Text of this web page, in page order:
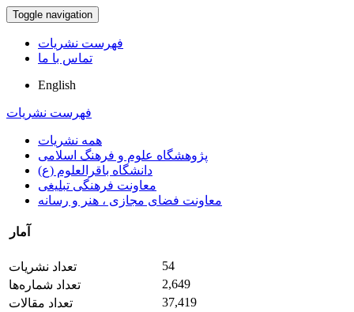
Toggle navigation
فهرست نشریات
تماس با ما
English
فهرست نشریات
همه نشریات
پژوهشگاه علوم و فرهنگ اسلامی
دانشگاه باقرالعلوم (ع)
معاونت فرهنگی تبلیغی
معاونت فضای مجازی ، هنر و رسانه
آمار
تعداد نشریات
54
تعداد شماره‌ها
2,649
تعداد مقالات
37,419